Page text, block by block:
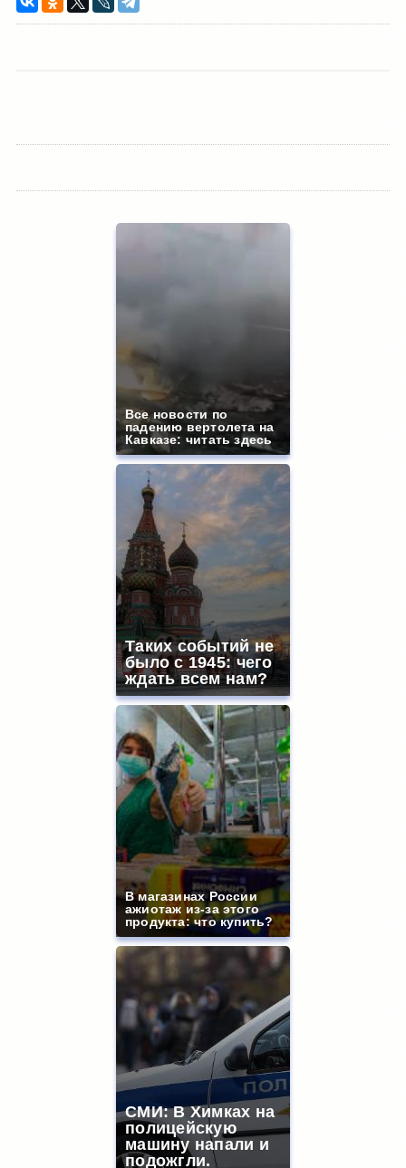
Все новости по
падению вертолета на
Кавказе: читать здесь
Таких событий не
было с 1945: чего
ждать всем нам?
В магазинах России
ажиотаж из-за этого
продукта: что купить?
СМИ: В Химках на
полицейскую
машину напали и
подожгли.